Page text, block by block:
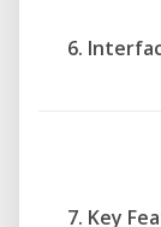
6.
7. Key